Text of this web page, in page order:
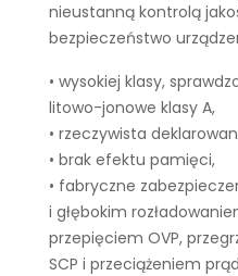
nieustanną kontrolą
bezpieczeństwo
• wysokiej klasy,
litowo-jonowe klasy A,
• rzeczywista
• brak efektu pamięci,
• fabryczne
i głębokim
przepięciem OVP,
SCP i przeciążeniem